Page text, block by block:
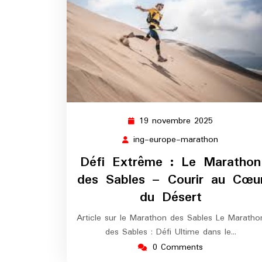
19 novembre 2025
novembre
ing-europe-marathon
europe-
marathon
Défi Extrême : Le Marathon
des Sables – Courir au
du Désert
Article sur le Marathon des Sables Le
des Sables : Défi Ultime dans le…
0 Comments